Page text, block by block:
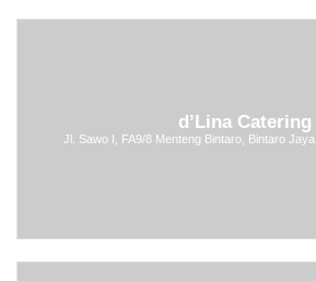
d’Lina Catering
Jl. Sawo I, FA9/8 Menteng Bintaro, Bintaro